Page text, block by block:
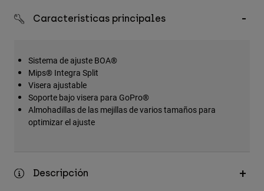
Gorras y Gorros
Ver todo
Características principales
Sistema de ajuste BOA®
Mips® Integra Split
Visera ajustable
Soporte bajo visera para GoPro®
Almohadillas de las mejillas de varios tamaños para
optimizar el ajuste
Descripción